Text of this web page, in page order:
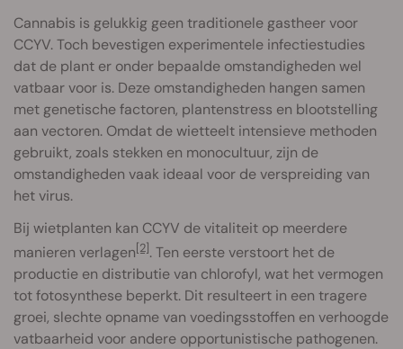
Cannabis is gelukkig geen traditionele gastheer voor
CCYV. Toch bevestigen experimentele infectiestudies
dat de plant er onder bepaalde omstandigheden wel
vatbaar voor is. Deze omstandigheden hangen samen
met genetische factoren, plantenstress en blootstelling
aan vectoren. Omdat de wietteelt intensieve methoden
gebruikt, zoals stekken en monocultuur, zijn de
omstandigheden vaak ideaal voor de verspreiding van
het virus.
Bij wietplanten kan CCYV de vitaliteit op meerdere
manieren verlagen[2]. Ten eerste verstoort het de
productie en distributie van chlorofyl, wat het vermogen
tot fotosynthese beperkt. Dit resulteert in een tragere
groei, slechte opname van voedingsstoffen en verhoogde
vatbaarheid voor andere opportunistische pathogenen.